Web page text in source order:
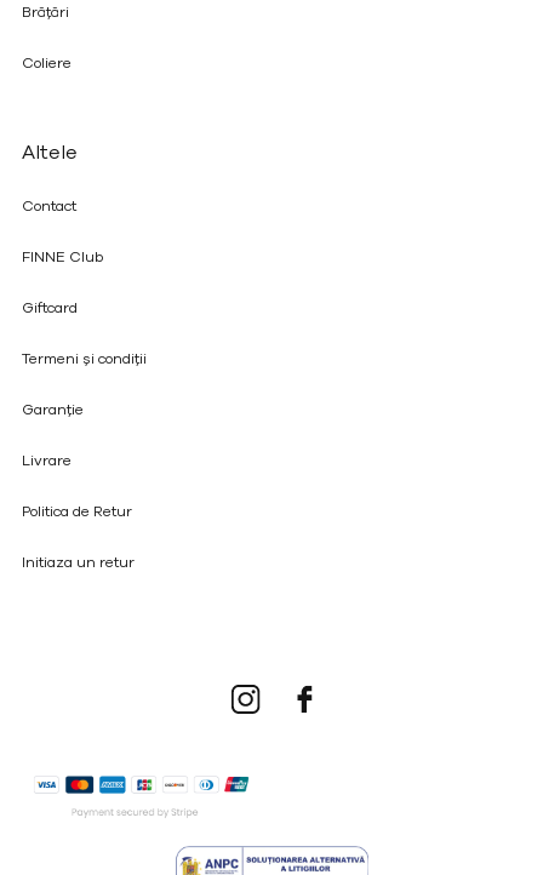
Brățări
Coliere
Altele
Contact
FINNE Club
Giftcard
Termeni și condiții
Garanție
Livrare
Politica de Retur
Initiaza un retur